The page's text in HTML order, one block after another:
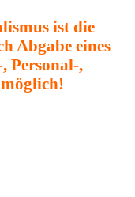
ist die
Abgabe eines
Personal-,
möglich!